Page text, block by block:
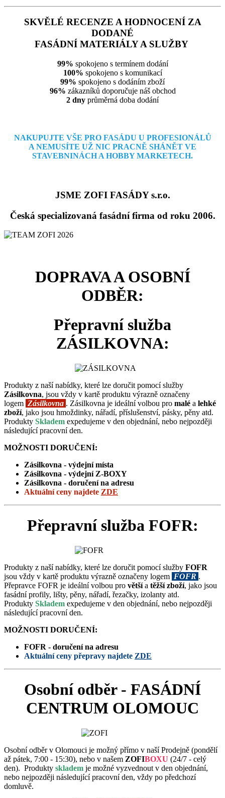
SKVĚLÉ RECENZE A HODNOCENÍ ZA
DODANÉ
FASÁDNÍ MATERIÁLY A SLUŽBY
99% spokojeno s termínem dodání
100% spokojeno s komunikací
99% spokojeno s dodáním zboží
96% zákazníků doporučuje náš obchod
2 dny průměrná doba dodání
NAKUPUJTE VŠE PRO FASÁDU U PROFESIONÁLŮ
A NEMUSÍTE UŽ NIC PRACNĚ SHÁNĚT VE
STAVEBNINÁCH A HOBBY MARKETECH.
JSME ZOFI FASÁDY s.r.o.
Česká specializovaná fasádní firma od roku 2006.
DOPRAVA A OSOBNÍ
ODBĚR:
Přepravní služba
ZÁSILKOVNA:
Produkty z naší nabídky, které lze doručit pomocí služby
Zásilkovna, jsou vždy v kartě produktu výrazně označeny
logem Zásilkovna . Zásilkovna je ideální volbou pro malé a lehké
zboží, jako jsou hmoždinky, nářadí, příslušenství, pásky, pěny atd.
Produkty Skladem expedujeme v den objednání, nebo nejpozději
následující pracovní den.
MOŽNOSTI DORUČENÍ:
Zásilkovna - výdejní místa
Zásilkovna - výdejní Z-BOXY
Zásilkovna - doručení na adresu
Aktuální ceny najdete ZDE
Přepravní služba FOFR:
Produkty z naší nabídky, které lze doručit pomocí služby FOFR
jsou vždy v kartě produktu výrazně označeny logem FOFR .
Přepravce FOFR je ideální volbou pro většía těžší zboží, jako jsou
fasádní profily, lišty, pěny, nářadí, řezačky, izolanty atd.
Produkty Skladem expedujeme v den objednání, nebo nejpozději
následující pracovní den.
MOŽNOSTI DORUČENÍ:
FOFR - doručení na adresu
Aktuální ceny přepravy najdete ZDE
Osobní odběr - FASÁDNÍ
CENTRUM OLOMOUC
Osobní odběr v Olomouci je možný přímo v naší Prodejně (pondělí
až pátek, 7:00 - 15:30), nebo v našem ZOFIBOXU (24/7 - celý
den). Produkty skladem je možné vyzvednout v den objednání,
nebo nejpozději následující pracovní den, vždy po předchozí
domluvě.